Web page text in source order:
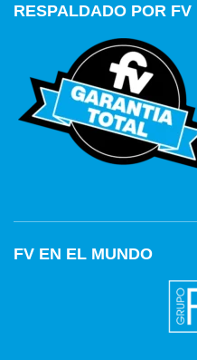
RESPALDADO POR FV
FV EN EL MUNDO